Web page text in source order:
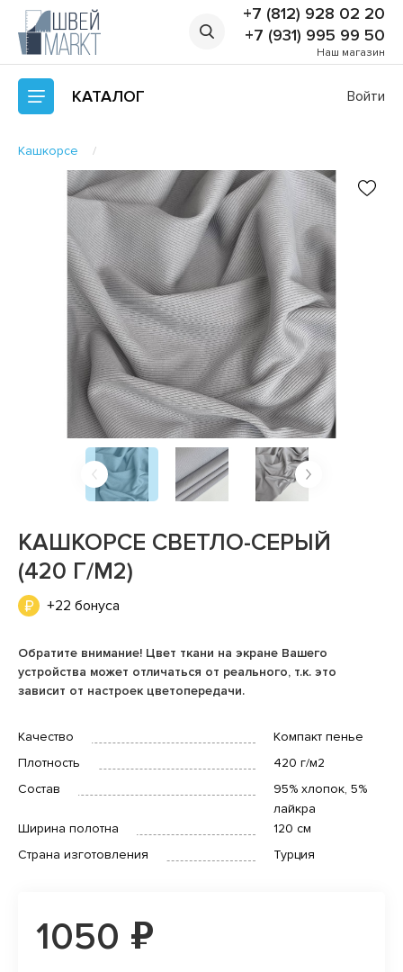
+7 (812) 928 02 20
+7 (931) 995 99 50
Наш магазин
КАТАЛОГ Войти
Кашкорсе
КАШКОРСЕ СВЕТЛО-СЕРЫЙ
(420 Г/М2)
+22 бонуса
Обратите внимание! Цвет ткани на экране Вашего
устройства может отличаться от реального, т.к. это
зависит от настроек цветопередачи.
Качество
Компакт пенье
Плотность
420 г/м2
Состав
95% хлопок, 5%
лайкра
Ширина полотна
120 см
Страна изготовления
Турция
1050 ₽